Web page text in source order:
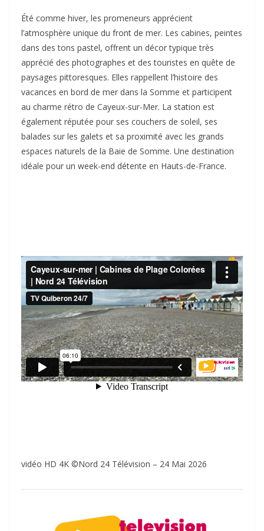
Été comme hiver, les promeneurs apprécient
l’atmosphère unique du front de mer. Les cabines, peintes
dans des tons pastel, offrent un décor typique très
apprécié des photographes et des touristes en quête de
paysages pittoresques. Elles rappellent l’histoire des
vacances en bord de mer dans la Somme et participent
au charme rétro de Cayeux-sur-Mer. La station est
également réputée pour ses couchers de soleil, ses
balades sur les galets et sa proximité avec les grands
espaces naturels de la Baie de Somme. Une destination
idéale pour un week-end détente en Hauts-de-France.
vidéo HD 4K ©Nord 24 Télévision – 24 Mai 2026